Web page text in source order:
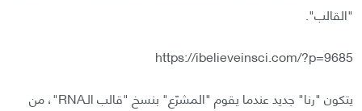
"القالب".
https://ibelieveinsci.com/?p=9685
يتكون "رنا" جديد عندما يقوم "المشرّع" بنسخ "قالب الـRNA"، من